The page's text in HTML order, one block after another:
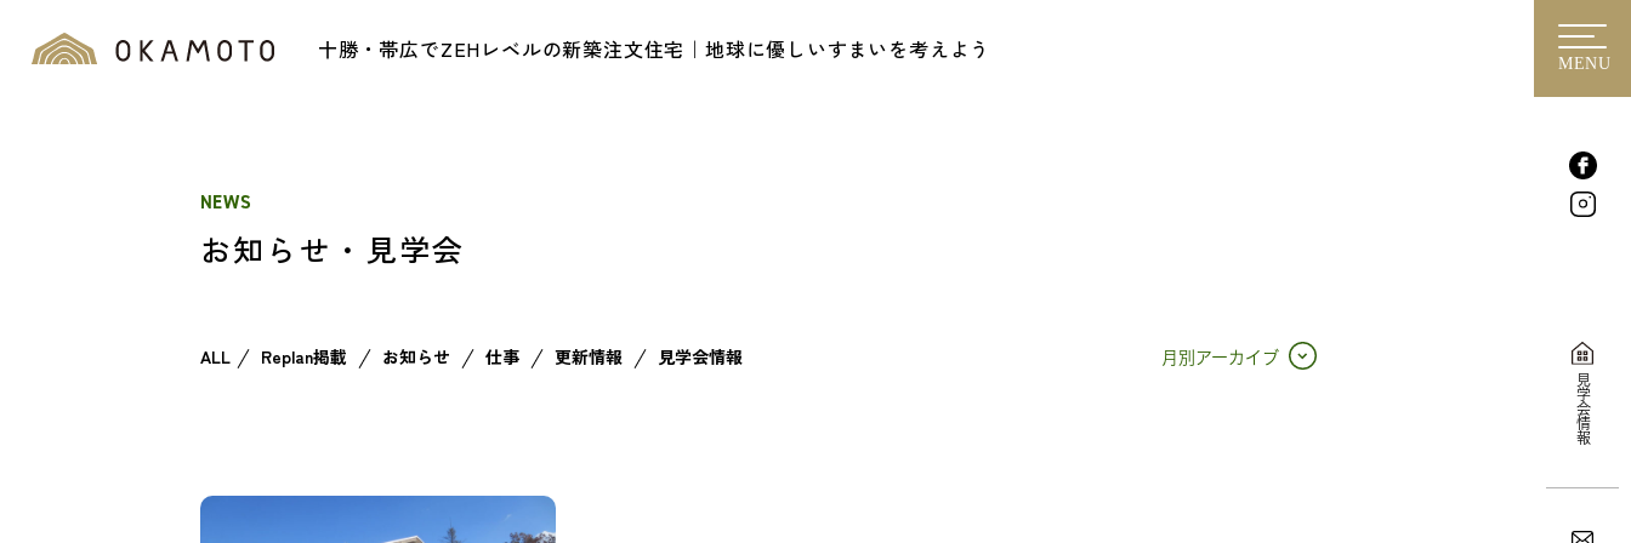
十勝・帯広でZEHレベルの新築注文住宅｜地球に優しいすまいを考えよう
MENU
見学会情報
NEWS
お知らせ・見学会
ALL Replan掲載 お知らせ 仕事 更新情報 見学会情報 月別アーカイブ